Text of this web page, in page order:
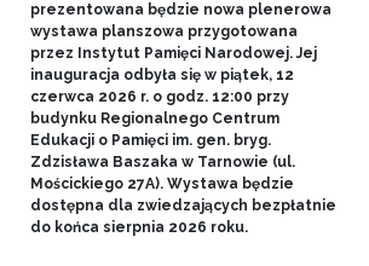
prezentowana będzie nowa plenerowa
wystawa planszowa przygotowana
przez Instytut Pamięci Narodowej. Jej
inauguracja odbyła się w piątek, 12
czerwca 2026 r. o godz. 12:00 przy
budynku Regionalnego Centrum
Edukacji o Pamięci im. gen. bryg.
Zdzisława Baszaka w Tarnowie (ul.
Mościckiego 27A). Wystawa będzie
dostępna dla zwiedzających bezpłatnie
do końca sierpnia 2026 roku.